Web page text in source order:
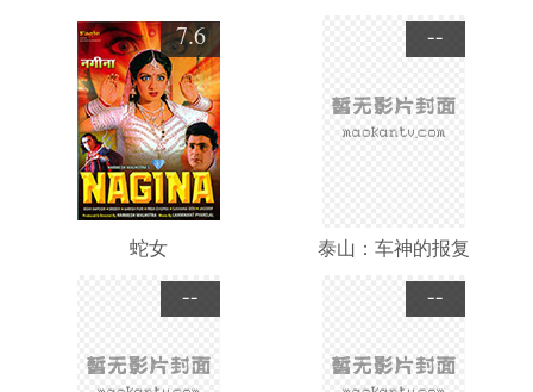
7.6
蛇女
--
泰山：车神的报复
-- --